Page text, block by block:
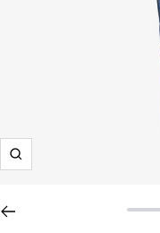
Zoom